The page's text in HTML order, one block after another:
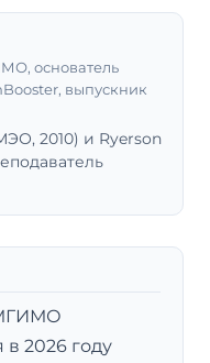
основатель
выпускник
2010) и Ryerson
2026 году